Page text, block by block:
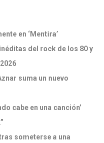
en ‘Mentira’
del rock de los 80 y
suma un nuevo
cabe en una canción’
someterse a una